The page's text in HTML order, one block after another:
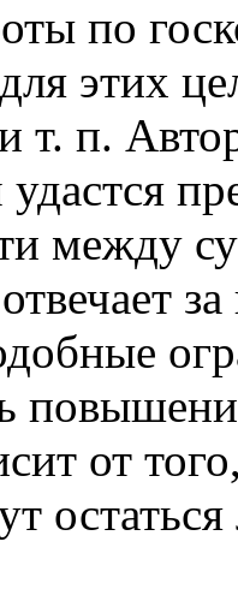
по
этих
п.
между
от